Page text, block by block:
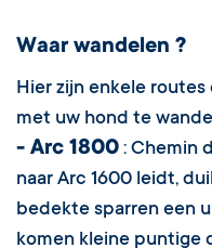
Waar wandelen ?
Hier zijn enkele
met uw hond te
- Arc 1800 : Chemin
naar Arc 1600 leidt,
bedekte sparren een
komen kleine puntige